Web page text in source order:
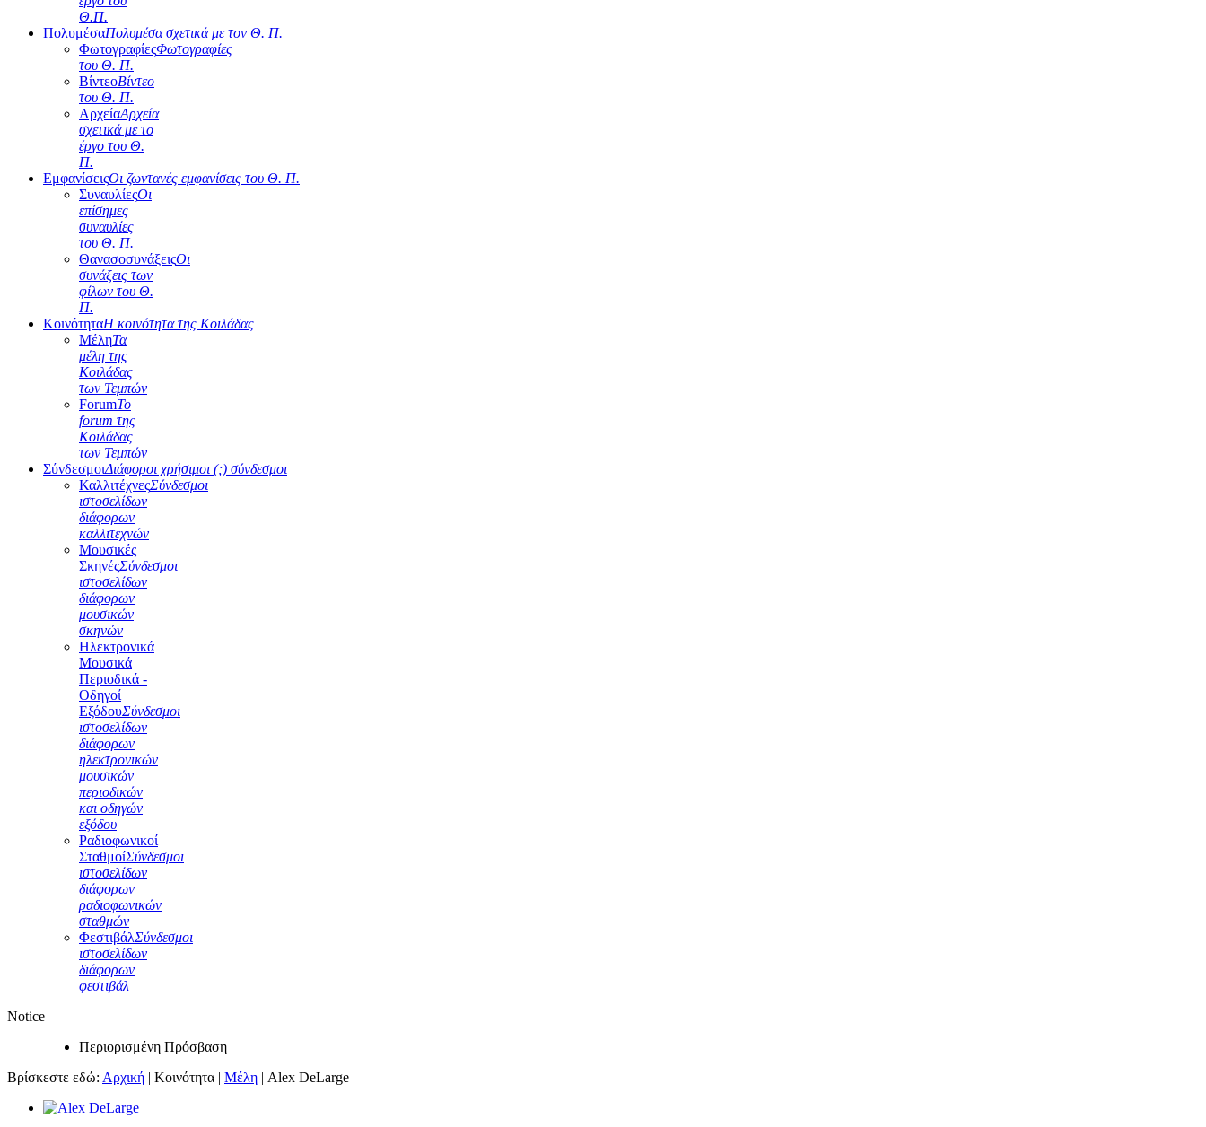
Θ.Π.
ΠολυμέσαΠολυμέσα σχετικά με τον Θ. Π.
ΦωτογραφίεςΦωτογραφίες
του Θ. Π.
ΒίντεοΒίντεο
του Θ. Π.
ΑρχείαΑρχεία
σχετικά με το
έργο του Θ.
Π.
ΕμφανίσειςΟι ζωντανές εμφανίσεις του Θ. Π.
ΣυναυλίεςΟι
επίσημες
συναυλίες
του Θ. Π.
ΘανασοσυνάξειςΟι
συνάξεις των
φίλων του Θ.
Π.
ΚοινότηταΗ κοινότητα της Κοιλάδας
ΜέληΤα
μέλη της
Κοιλάδας
των Τεμπών
ForumΤο
forum της
Κοιλάδας
των Τεμπών
ΣύνδεσμοιΔιάφοροι χρήσιμοι (;) σύνδεσμοι
ΚαλλιτέχνεςΣύνδεσμοι
ιστοσελίδων
διάφορων
καλλιτεχνών
Μουσικές
ΣκηνέςΣύνδεσμοι
ιστοσελίδων
διάφορων
μουσικών
σκηνών
Ηλεκτρονικά
Μουσικά
Περιοδικά -
Οδηγοί
ΕξόδουΣύνδεσμοι
ιστοσελίδων
διάφορων
ηλεκτρονικών
μουσικών
περιοδικών
και οδηγών
εξόδου
Ραδιοφωνικοί
ΣταθμοίΣύνδεσμοι
ιστοσελίδων
διάφορων
ραδιοφωνικών
σταθμών
ΦεστιβάλΣύνδεσμοι
ιστοσελίδων
διάφορων
φεστιβάλ
Notice
Περιορισμένη Πρόσβαση
Βρίσκεστε εδώ: Αρχική | Κοινότητα | Μέλη | Alex DeLarge